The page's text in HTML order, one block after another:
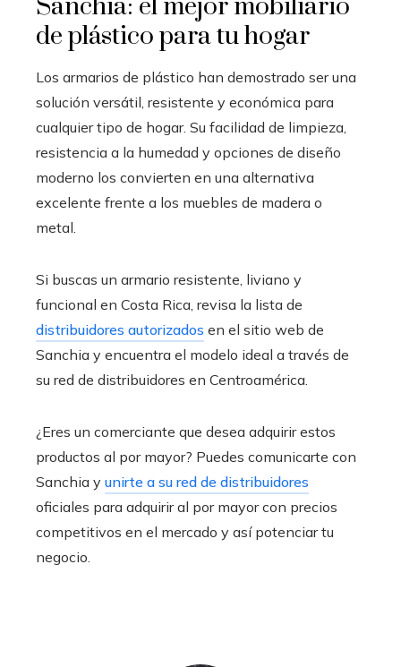
Sanchia: el mejor mobiliario
de plástico para tu hogar
Los armarios de plástico han demostrado ser una
solución versátil, resistente y económica para
cualquier tipo de hogar. Su facilidad de limpieza,
resistencia a la humedad y opciones de diseño
moderno los convierten en una alternativa
excelente frente a los muebles de madera o
metal.
Si buscas un armario resistente, liviano y
funcional en Costa Rica, revisa la lista de
distribuidores autorizados en el sitio web de
Sanchia y encuentra el modelo ideal a través de
su red de distribuidores en Centroamérica.
¿Eres un comerciante que desea adquirir estos
productos al por mayor? Puedes comunicarte con
Sanchia y unirte a su red de distribuidores
oficiales para adquirir al por mayor con precios
competitivos en el mercado y así potenciar tu
negocio.